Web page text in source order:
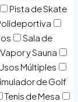
Pista de Skate
Sala de
y Sauna
Múltiples
de Golf
Tenis de Mesa